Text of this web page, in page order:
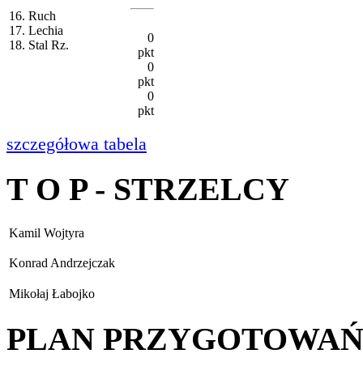
16. Ruch
17. Lechia
18. Stal Rz.
0
pkt
0
pkt
0
pkt
szczegółowa tabela
T O P - STRZELCY
Kamil Wojtyra
Konrad Andrzejczak
Mikołaj Łabojko
PLAN PRZYGOTOWAŃ